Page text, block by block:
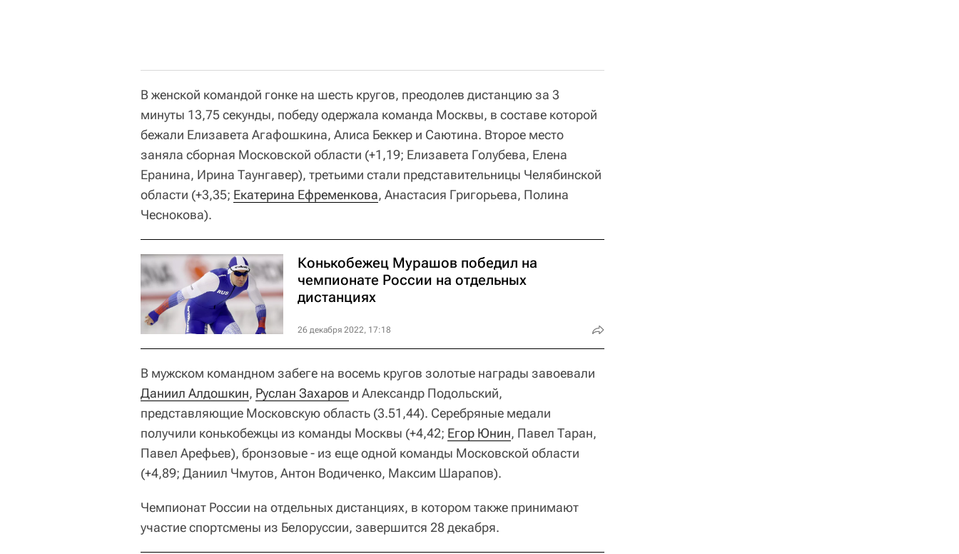
В женской командой гонке на шесть кругов, преодолев дистанцию за 3
минуты 13,75 секунды, победу одержала команда Москвы, в составе которой
бежали Елизавета Агафошкина, Алиса Беккер и Саютина. Второе место
заняла сборная Московской области (+1,19; Елизавета Голубева, Елена
Еранина, Ирина Таунгавер), третьими стали представительницы Челябинской
области (+3,35; Екатерина Ефременкова, Анастасия Григорьева, Полина
Чеснокова).
Конькобежец Мурашов победил на
чемпионате России на отдельных
дистанциях
26 декабря 2022, 17:18
В мужском командном забеге на восемь кругов золотые награды завоевали
Даниил Алдошкин, Руслан Захаров и Александр Подольский,
представляющие Московскую область (3.51,44). Серебряные медали
получили конькобежцы из команды Москвы (+4,42; Егор Юнин, Павел Таран,
Павел Арефьев), бронзовые - из еще одной команды Московской области
(+4,89; Даниил Чмутов, Антон Водиченко, Максим Шарапов).
Чемпионат России на отдельных дистанциях, в котором также принимают
участие спортсмены из Белоруссии, завершится 28 декабря.